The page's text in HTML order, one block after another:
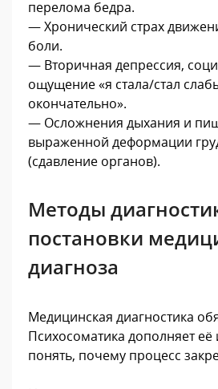
перелома бедра.
— Хронический страх
боли.
— Вторичная депрессия,
ощущение «я стала/стал
окончательно».
— Осложнения дыхания и
выраженной деформации
(сдавление органов).
Методы
постановки
диагноза
Медицинская диагностика
Психосоматика дополняет её
понять, почему процесс